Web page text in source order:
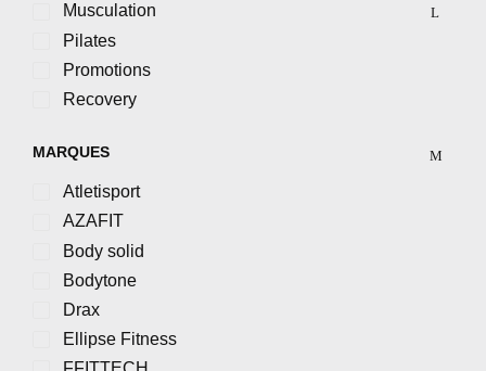
Musculation
Pilates
Promotions
Recovery
MARQUES
Atletisport
AZAFIT
Body solid
Bodytone
Drax
Ellipse Fitness